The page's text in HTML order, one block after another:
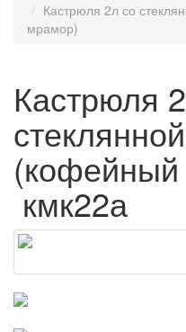
Кастрюля 2л со
мрамор)
Кастрюля
кмк22а